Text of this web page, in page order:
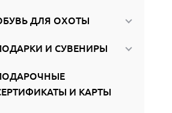
ДЛЯ ОХОТЫ
И СУВЕНИРЫ
И КАРТЫ